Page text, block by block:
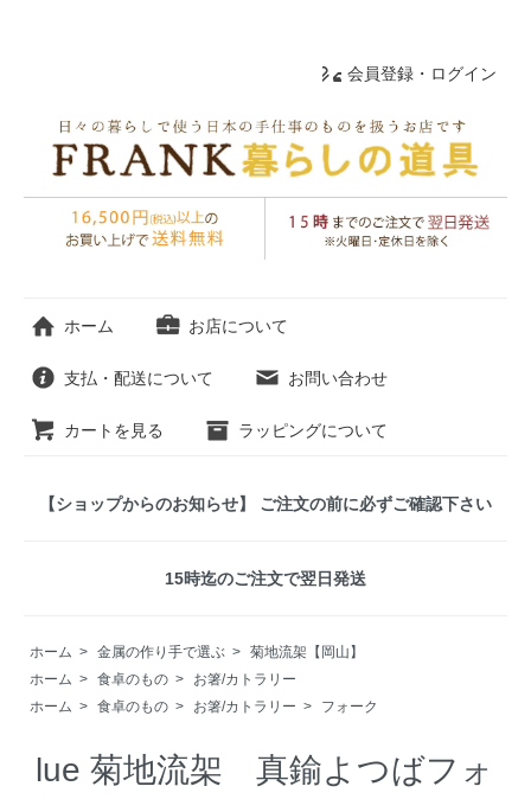
会員登録・ログイン
ホーム お店について
支払・配送について お問い合わせ
カートを見る ラッピングについて
【ショップからのお知らせ】 ご注文の前に必ずご確認下さい
15時迄のご注文で翌日発送
ホーム > 金属の作り手で選ぶ > 菊地流架【岡山】
ホーム > 食卓のもの >
お箸/カトラリー
ホーム > 食卓のもの > お箸/カトラリー > フォーク
lue 菊地流架 真鍮よつばフォ